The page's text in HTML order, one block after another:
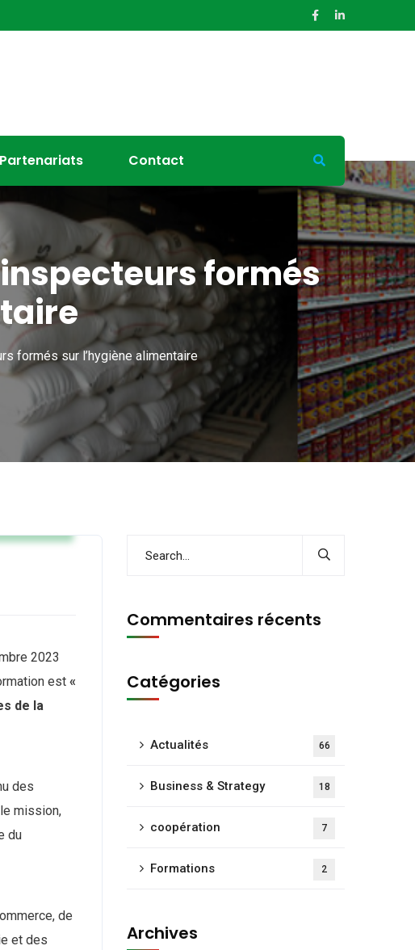
Partenariats Contact
formés
formés sur l’hygiène alimentaire
2023
est «
de la
des
mission,
du
de
et des
Commentaires récents
Catégories
Actualités 66
Business & Strategy 18
coopération 7
Formations 2
Archives